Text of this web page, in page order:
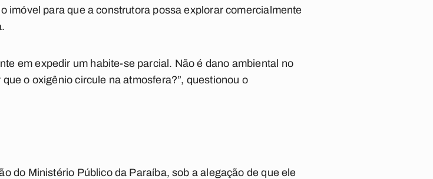
imóvel para que a construtora possa explorar comercialmente
em expedir um habite-se parcial. Não é dano ambiental no
o oxigênio circule na atmosfera?”, questionou o
do Ministério Público da Paraíba, sob a alegação de que ele